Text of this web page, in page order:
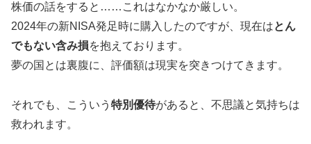
株価の話をすると……これはなかなか厳しい。
2024年の新NISA発足時に購入したのですが、現在はとん
でもない含み損を抱えております。
夢の国とは裏腹に、評価額は現実を突きつけてきます。
それでも、こういう 特別優待があると、不思議と気持ちは
救われます。